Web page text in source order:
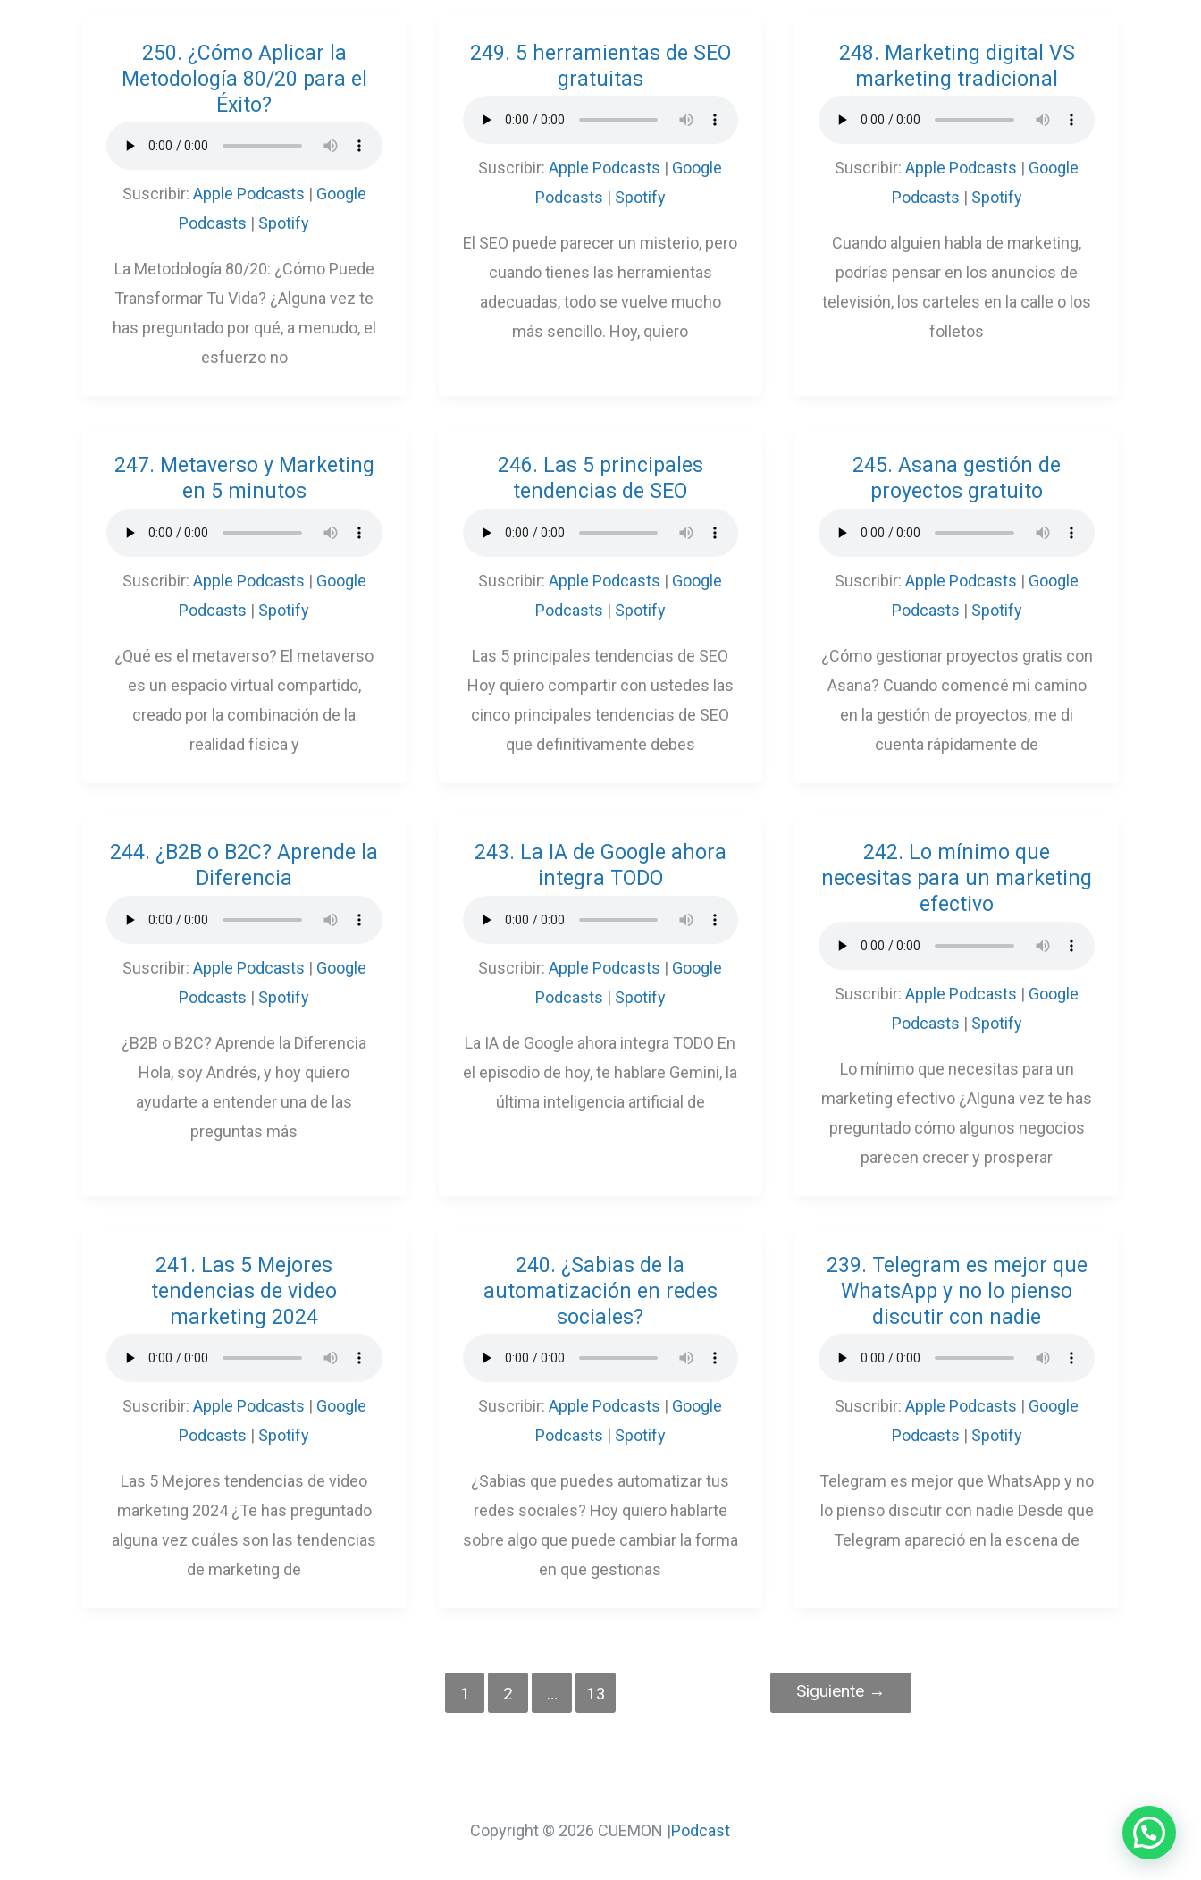
250. ¿Cómo Aplicar la
Metodología 80/20 para el
Éxito?
Suscribir: Apple Podcasts | Google
Podcasts | Spotify
La Metodología 80/20: ¿Cómo Puede
Transformar Tu Vida? ¿Alguna vez te
has preguntado por qué, a menudo, el
esfuerzo no
249. 5 herramientas de SEO
gratuitas
Suscribir:Apple Podcasts | Google
Podcasts | Spotify
El SEO puede parecer un misterio, pero
cuando tienes las herramientas
adecuadas, todo se vuelve mucho
más sencillo. Hoy, quiero
248. Marketing digital VS
marketing tradicional
Suscribir:Apple Podcasts | Google
Podcasts | Spotify
Cuando alguien habla de marketing,
podrías pensar en los anuncios de
televisión, los carteles en la calle o los
folletos
247. Metaverso y Marketing
en 5 minutos
Suscribir: Apple Podcasts | Google
Podcasts | Spotify
¿Qué es el metaverso? El metaverso
es un espacio virtual compartido,
creado por la combinación de la
realidad física y
246. Las 5 principales
tendencias de SEO
Suscribir:Apple Podcasts | Google
Podcasts | Spotify
Las 5 principales tendencias de SEO
Hoy quiero compartir con ustedes las
cinco principales tendencias de SEO
que definitivamente debes
245. Asana gestión de
proyectos gratuito
Suscribir:Apple Podcasts | Google
Podcasts | Spotify
¿Cómo gestionar proyectos gratis con
Asana? Cuando comencé mi camino
en la gestión de proyectos, me di
cuenta rápidamente de
244. ¿B2B o B2C? Aprende la
Diferencia
Suscribir: Apple Podcasts | Google
Podcasts | Spotify
¿B2B o B2C? Aprende la Diferencia
Hola, soy Andrés, y hoy quiero
ayudarte a entender una de las
preguntas más
243. La IA de Google ahora
integra TODO
Suscribir:Apple Podcasts | Google
Podcasts | Spotify
La IA de Google ahora integra TODO En
el episodio de hoy, te hablare Gemini, la
última inteligencia artificial de
242. Lo mínimo que
necesitas para un marketing
efectivo
Suscribir:Apple Podcasts | Google
Podcasts | Spotify
Lo mínimo que necesitas para un
marketing efectivo ¿Alguna vez te has
preguntado cómo algunos negocios
parecen crecer y prosperar
241. Las 5 Mejores
tendencias de video
marketing 2024
Suscribir: Apple Podcasts | Google
Podcasts | Spotify
Las 5 Mejores tendencias de video
marketing 2024 ¿Te has preguntado
alguna vez cuáles son las tendencias
de marketing de
240. ¿Sabias de la
automatización en redes
sociales?
Suscribir:Apple Podcasts | Google
Podcasts | Spotify
¿Sabias que puedes automatizar tus
redes sociales? Hoy quiero hablarte
sobre algo que puede cambiar la forma
en que gestionas
239. Telegram es mejor que
WhatsApp y no lo pienso
discutir con nadie
Suscribir:Apple Podcasts | Google
Podcasts | Spotify
Telegram es mejor que WhatsApp y no
lo pienso discutir con nadie Desde que
Telegram apareció en la escena de
1 2 … 13 Siguiente →
Copyright © 2026 CUEMON |Podcast